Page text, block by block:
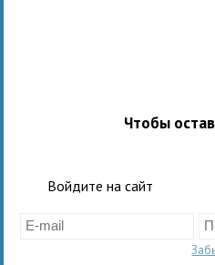
Чтобы
Войдите на сайт